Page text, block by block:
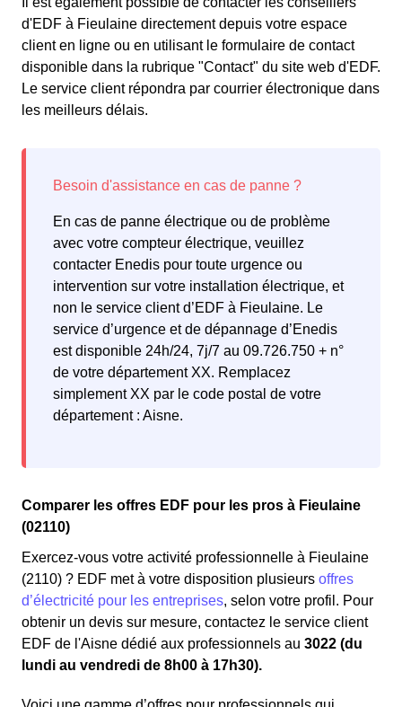
d'EDF à Fieulaine directement depuis votre espace
client en ligne ou en utilisant le formulaire de contact
disponible dans la rubrique "Contact" du site web d'EDF.
Le service client répondra par courrier électronique dans
les meilleurs délais.
En cas de panne électrique ou de problème
avec votre compteur électrique, veuillez
contacter Enedis pour toute urgence ou
intervention sur votre installation électrique, et
non le service client d’EDF à Fieulaine. Le
service d’urgence et de dépannage d’Enedis
est disponible 24h/24, 7j/7 au 09.726.750 + n°
de votre département XX. Remplacez
simplement XX par le code postal de votre
département : Aisne.
Comparer les offres EDF pour les pros à Fieulaine
(02110)
Exercez-vous votre activité professionnelle à Fieulaine
(2110) ? EDF met à votre disposition plusieurs offres
d’électricité pour les entreprises, selon votre profil. Pour
obtenir un devis sur mesure, contactez le service client
EDF de l'Aisne dédié aux professionnels au 3022 (du
lundi au vendredi de 8h00 à 17h30).